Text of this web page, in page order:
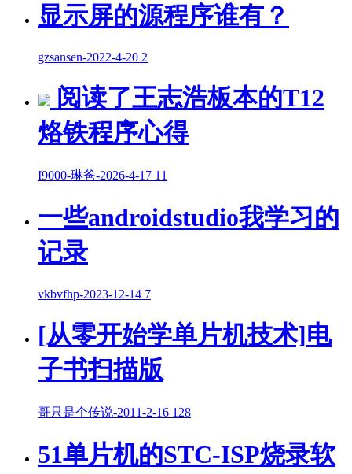
显示屏的源程序谁有？
gzsansen-2022-4-20 2
阅读了王志浩板本的T12
烙铁程序心得
I9000-琳爸-2026-4-17 11
一些androidstudio我学习的
记录
vkbvfhp-2023-12-14 7
[从零开始学单片机技术]电
子书扫描版
哥只是个传说-2011-2-16 128
51单片机的STC-ISP烧录软